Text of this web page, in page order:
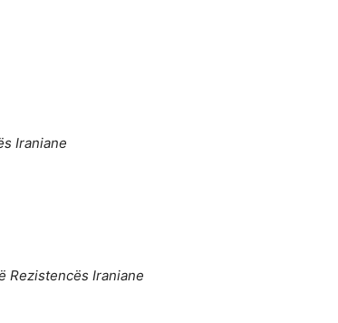
Iraniane
Rezistencës Iraniane